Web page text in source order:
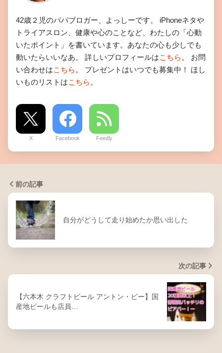
42歳２児のパパブロガー、よっしーです。 iPhoneネタや
トライアスロン、健康や心のことなど、わたしの「心動
いたポイント」を書いています。あなたの心も少しでも
動いたらいいなあ。 詳しいプロフィールはこちら 。 お問
い合わせはこちら 。 プレゼントはいつでも募集中！ ほし
いものリストはこちら 。
X Facebook Feedly
前の記事
自分がどうして走り始めたか思い出した
次の記事
【六本木 クラフトビール アントン・ビー】国
産地ビールも店員…